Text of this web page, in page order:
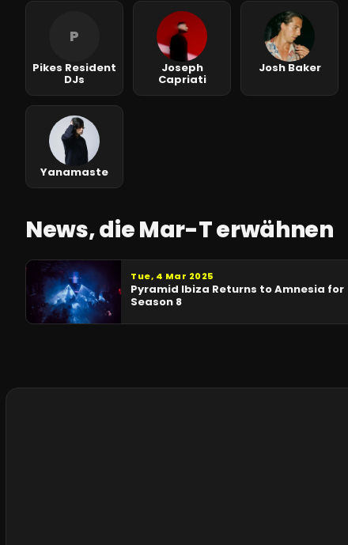
P
Pikes Resident
DJs
Joseph
Capriati
Josh Baker
Yanamaste
News, die Mar-T erwähnen
Tue, 4 Mar 2025
Pyramid Ibiza Returns to Amnesia for
Season 8